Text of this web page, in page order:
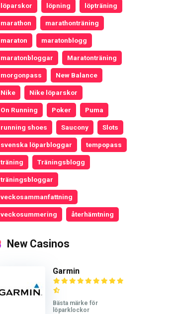
löparskor löpning löpträning
marathon marathonträning
maraton maratonblogg
maratonbloggar Maratonträning
morgonpass New Balance
Nike Nike löparskor
On Running Poker Puma
running shoes Saucony Slots
svenska löparbloggar tempopass
träning Träningsblogg
träningsbloggar
veckosammanfattning
veckosummering återhämtning
New Casinos
Garmin
Bästa märke för
löparklockor